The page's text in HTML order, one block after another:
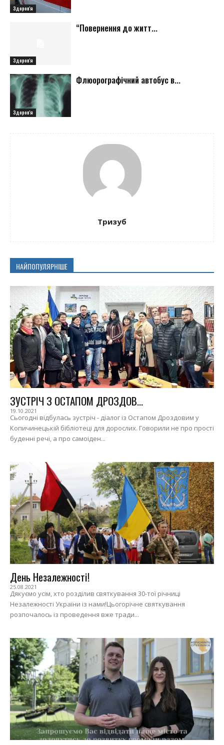
Здоров'я
Здоров'я
“Повернення до житт...
Здоров'я
Флюорографічний автобус в...
Тризуб
НАЙПОПУЛЯРНІШЕ
ЗУСТРІЧ З ОСТАПОМ ДРОЗДОВ...
19.10.2021
Сьогодні відбулась зустріч - діалог із Остапом Дроздовим у
Копичинецькій бібліотеці для дорослих. Говорили не про прості
буденні речі, а про самоіден...
День Незалежності!
25.08.2021
Дякуємо усім, хто розділив святкування 30-тої річниці
Незалежності України із нами!Цьогорічне святкування
розпочалось із проведення вже тради...